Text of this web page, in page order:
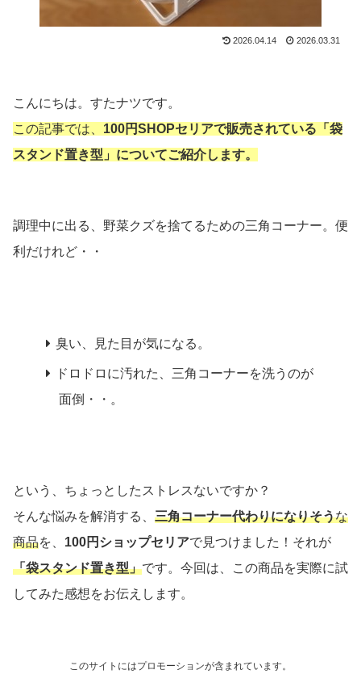
2026.04.14 2026.03.31
こんにちは。すたナツです。
この記事では、 100円SHOPセリアで販売されている「袋
スタンド置き型」についてご紹介します。
調理中に出る、野菜クズを捨てるための三角コーナー。便
利だけれど・・
臭い、見た目が気になる。
ドロドロに汚れた、三角コーナーを洗うのが
面倒・・。
という、ちょっとしたストレスないですか？
そんな悩みを解消する、 三角コーナー代わりになりそうな
商品を、 100円ショップセリアで見つけました！それが
「袋スタンド置き型」です。今回は、この商品を実際に試
してみた感想をお伝えします。
このサイトにはプロモーションが含まれています。